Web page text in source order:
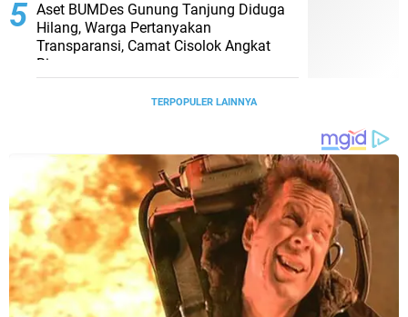
Aset BUMDes Gunung Tanjung Diduga
Hilang, Warga Pertanyakan
Transparansi, Camat Cisolok Angkat
Bicara
TERPOPULER LAINNYA